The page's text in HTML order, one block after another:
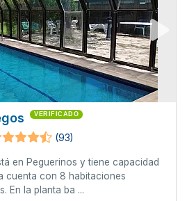
VERIFICADO
(93)
en Peguerinos y tiene capacidad
cuenta con 8 habitaciones
En la planta ba ...